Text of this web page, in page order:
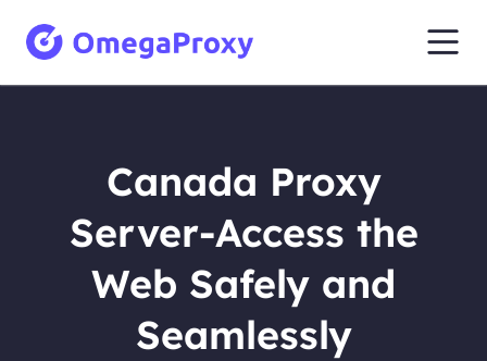
Canada Proxy
Server-Access the
Web Safely and
Seamlessly